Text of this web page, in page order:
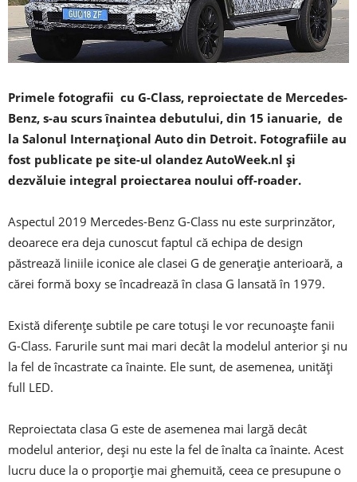
Primele fotografii cu G-Class, reproiectate de Mercedes-
Benz, s-au scurs înaintea debutului, din 15 ianuarie, de
la Salonul Internațional Auto din Detroit. Fotografiile au
fost publicate pe site-ul olandez AutoWeek.nl și
dezvăluie integral proiectarea noului off-roader.
Aspectul 2019 Mercedes-Benz G-Class nu este surprinzător,
deoarece era deja cunoscut faptul că echipa de design
păstrează liniile iconice ale clasei G de generație anterioară, a
cărei formă boxy se încadrează în clasa G lansată în 1979.
Există diferențe subtile pe care totuși le vor recunoaște fanii
G-Class. Farurile sunt mai mari decât la modelul anterior și nu
la fel de încastrate ca înainte. Ele sunt, de asemenea, unități
full LED.
Reproiectata clasa G este de asemenea mai largă decât
modelul anterior, deși nu este la fel de înalta ca înainte. Acest
lucru duce la o proporție mai ghemuită, ceea ce presupune o